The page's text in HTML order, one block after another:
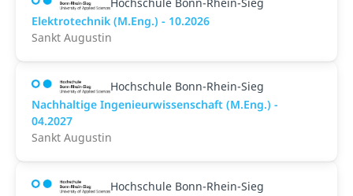
Elektrotechnik (M.Eng.) - 10.2026
Sankt Augustin
Hochschule Bonn-Rhein-Sieg
Nachhaltige Ingenieurwissenschaft (M.Eng.) -
04.2027
Sankt Augustin
Hochschule Bonn-Rhein-Sieg